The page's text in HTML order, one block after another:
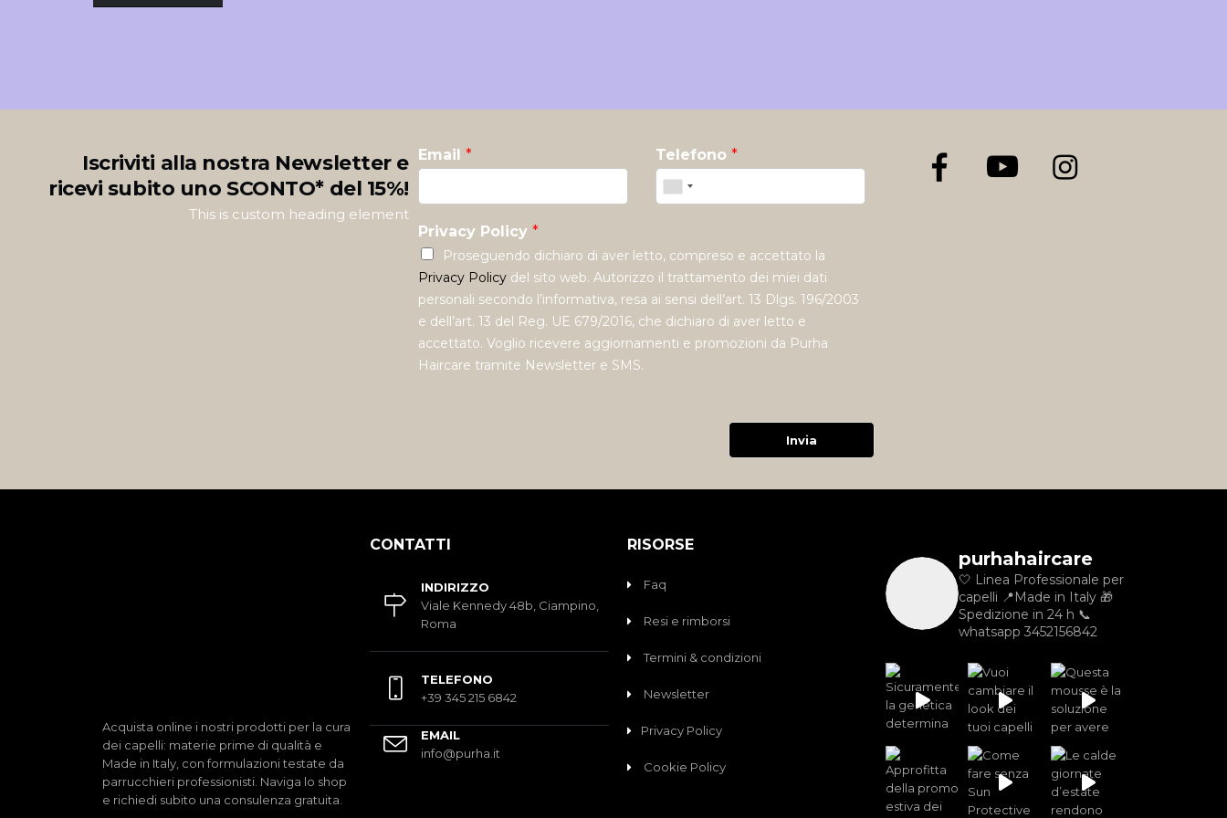
Iscriviti alla nostra Newsletter e
ricevi subito uno SCONTO* del 15%!
This is custom heading element
Email * Telefono *
Privacy Policy *
Proseguendo dichiaro di aver letto, compreso e accettato la
Privacy Policy del sito web. Autorizzo il trattamento dei miei dati
personali secondo l’informativa, resa ai sensi dell’art. 13 Dlgs. 196/2003
e dell’art. 13 del Reg. UE 679/2016, che dichiaro di aver letto e
accettato. Voglio ricevere aggiornamenti e promozioni da Purha
Haircare tramite Newsletter e SMS.
Invia
Acquista online i nostri prodotti per la cura
dei capelli: materie prime di qualità e
Made in Italy, con formulazioni testate da
parrucchieri professionisti. Naviga lo shop
e richiedi subito una consulenza gratuita.
CONTATTI
INDIRIZZO
Viale Kennedy 48b, Ciampino,
Roma
TELEFONO
+39 345 215 6842
EMAIL
info@purha.it
RISORSE
Faq
Resi e rimborsi
Termini & condizioni
Newsletter
Privacy Policy
Cookie Policy
purhahaircare
🤍 Linea Professionale per
capelli 📍Made in Italy 🎁
Spedizione in 24 h 📞
whatsapp 3452156842